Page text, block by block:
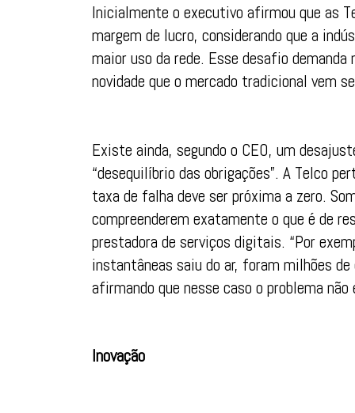
Inicialmente o executivo afirmou que as
margem de lucro, considerando que a
maior uso da rede. Esse desafio
novidade que o mercado tradicional vem
Existe ainda, segundo o CEO, um
“desequilíbrio das obrigações”. A Telco
taxa de falha deve ser próxima a zero.
compreenderem exatamente o que é de
prestadora de serviços digitais. “Por
instantâneas saiu do ar, foram milhões de
afirmando que nesse caso o problema não
Inovação